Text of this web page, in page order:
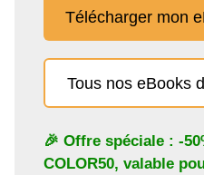
Télécharger mon
Tous nos eBooks
🎉 Offre spéciale : -
COLOR50, valable